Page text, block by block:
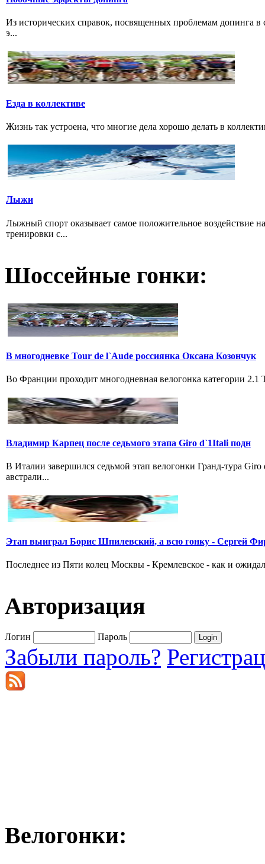
Из исторических справок, посвященных проблемам допинга в
э...
Езда в коллективе
Жизнь так устроена, что многие дела хорошо делать в
Лыжи
Лыжный спорт оказывает самое положительное воздействие
тренировки с...
Шоссейные гонки:
В многодневке Tour de l`Aude россиянка Оксана Козончук
Во Франции проходит многодневная велогонка категории
Владимир Карпец после седьмого этапа Giro d`1Itali подн
В Италии завершился седьмой этап велогонки Гранд-тура
австрали...
Этап выиграл Борис Шпилевский, а всю гонку - Сергей
Последнее из Пяти колец Москвы - Кремлевское - как и
Авторизация
Логин Пароль
Забыли пароль?
Велогонки: